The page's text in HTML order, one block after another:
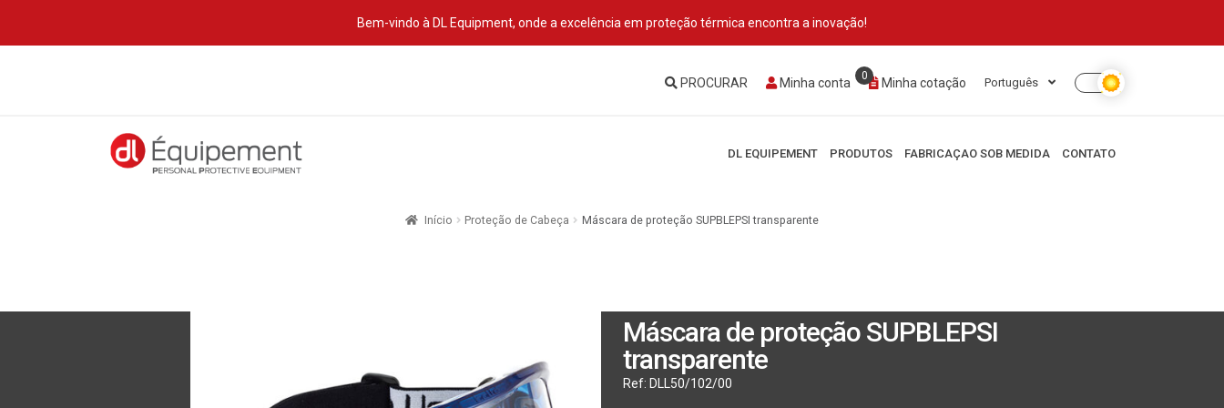
Bem-vindo à DL Equipment, onde a excelência em proteção térmica encontra a inovação!
PROCURAR Minha conta Minha cotação
0
Português
DL EQUIPEMENT PRODUTOS FABRICAÇAO SOB MEDIDA CONTATO
Início Proteção de Cabeça Máscara de proteção SUPBLEPSI transparente
Máscara de proteção SUPBLEPSI
transparente
Ref: DLL50/102/00